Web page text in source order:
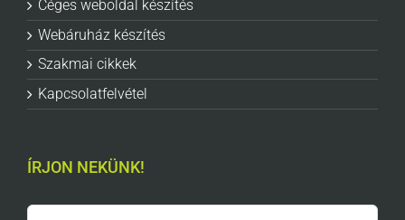
Céges weboldal készítés
Webáruház készítés
Szakmai cikkek
Kapcsolatfelvétel
ÍRJON NEKÜNK!